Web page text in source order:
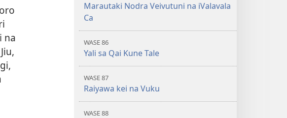
na
Marautaki Nodra Veivutuni na iValavala
Ca
WASE 86
Yali sa Qai Kune Tale
WASE 87
Raiyawa kei na Vuku
WASE 88